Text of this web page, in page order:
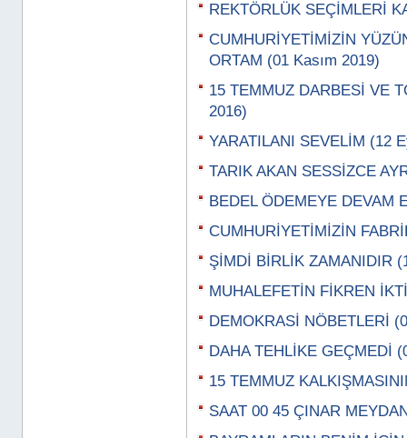
REKTÖRLÜK SEÇİMLERİ
CUMHURİYETİMİZİN
ORTAM (01 Kasım 2019)
15 TEMMUZ DARBESİ VE
2016)
YARATILANI SEVELİM (12
TARIK AKAN SESSİZCE
BEDEL ÖDEMEYE DEVAM
CUMHURİYETİMİZİN
ŞİMDİ BİRLİK ZAMANIDIR
MUHALEFETİN FİKREN
DEMOKRASİ NÖBETLERİ
DAHA TEHLİKE GEÇMEDİ
15 TEMMUZ
SAAT 00 45 ÇINAR